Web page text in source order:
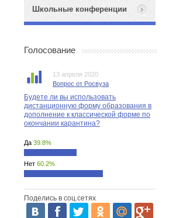
Школьные конференции
Голосование
13 апреля 2020
Вопрос от Росвуза
Будете ли вы использовать
дистанционную форму образования в
дополнение к классической форме по
окончании карантина?
Да 39.8%
Нет 60.2%
Поделись в соц.сетях